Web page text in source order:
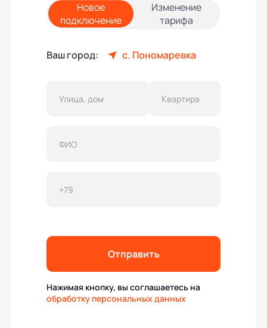
Новое
подключение
Изменение
тарифа
Ваш город: с. Пономаревка
Отправить
Нажимая кнопку, вы соглашаетесь на
обработку персональных данных